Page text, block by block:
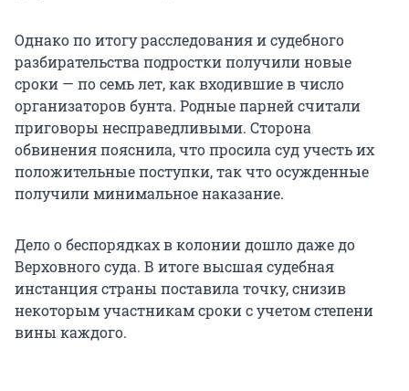
Однако по итогу расследования и судебного
разбирательства подростки получили новые
сроки — по семь лет, как входившие в число
организаторов бунта. Родные парней считали
приговоры несправедливыми. Сторона
обвинения пояснила, что просила суд учесть их
положительные поступки, так что осужденные
получили минимальное наказание.
Дело о беспорядках в колонии дошло даже до
Верховного суда. В итоге высшая судебная
инстанция страны поставила точку, снизив
некоторым участникам сроки с учетом степени
вины каждого.